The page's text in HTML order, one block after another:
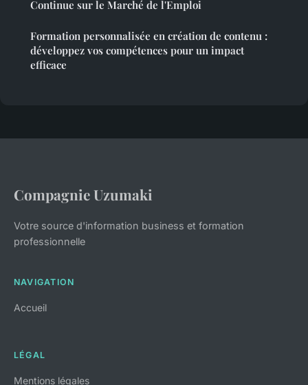
Continue sur le Marché de l'Emploi
Formation personnalisée en création de contenu :
développez vos compétences pour un impact
efficace
Compagnie Uzumaki
Votre source d'information business et formation
professionnelle
NAVIGATION
Accueil
LÉGAL
Mentions légales